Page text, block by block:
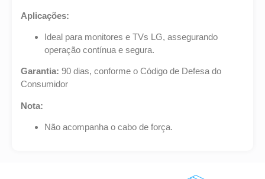
Aplicações:
Ideal para monitores e TVs LG, assegurando
operação contínua e segura.
Garantia: 90 dias, conforme o Código de Defesa do
Consumidor
Nota:
Não acompanha o cabo de força.